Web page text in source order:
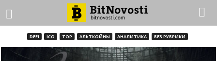
DEFI ICO TOP АЛЬТКОЙНЫ АНАЛИТИКА БЕЗ РУБРИКИ